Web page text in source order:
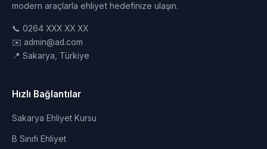
modern araçlarla ehliyet hedefinize ulaşın.
📞 0264 XXX XX XX
✉️ admin@ad.com
📍 Sakarya, Türkiye
Hızlı Bağlantılar
Sakarya Ehliyet Kursu
B Sınıfı Ehliyet